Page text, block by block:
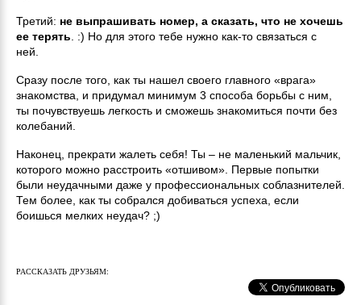
Третий: не выпрашивать номер, а сказать, что не хочешь
ее терять . :) Но для этого тебе нужно как-то связаться с
ней.
Сразу после того, как ты нашел своего главного «врага»
знакомства, и придумал минимум 3 способа борьбы с ним,
ты почувствуешь легкость и сможешь знакомиться почти без
колебаний.
Наконец, прекрати жалеть себя! Ты – не маленький мальчик,
которого можно расстроить «отшивом». Первые попытки
были неудачными даже у профессиональных соблазнителей.
Тем более, как ты собрался добиваться успеха, если
боишься мелких неудач? ;)
РАССКАЗАТЬ ДРУЗЬЯМ: